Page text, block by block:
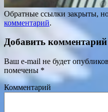
Обратные ссылки закрыты,
комментарий.
Добавить комментарий
Ваш e-mail не будет
помечены *
Комментарий